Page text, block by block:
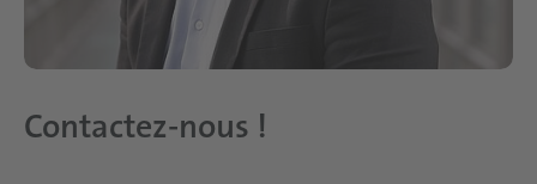
Contactez-nous !